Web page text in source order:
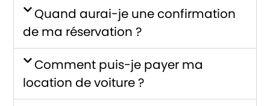
Quand aurai-je une confirmation
de ma réservation ?
Comment puis-je payer ma
location de voiture ?